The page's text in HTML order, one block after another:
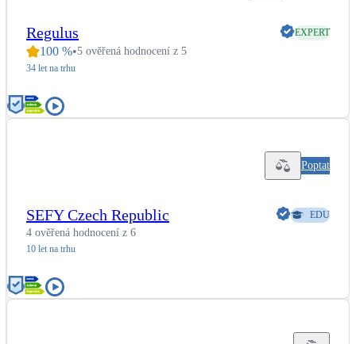
Regulus EXPERT
100 %•5 ověřená hodnocení z 5
34 let na trhu
Poptat
SEFY Czech Republic EDU
4 ověřená hodnocení z 6
10 let na trhu